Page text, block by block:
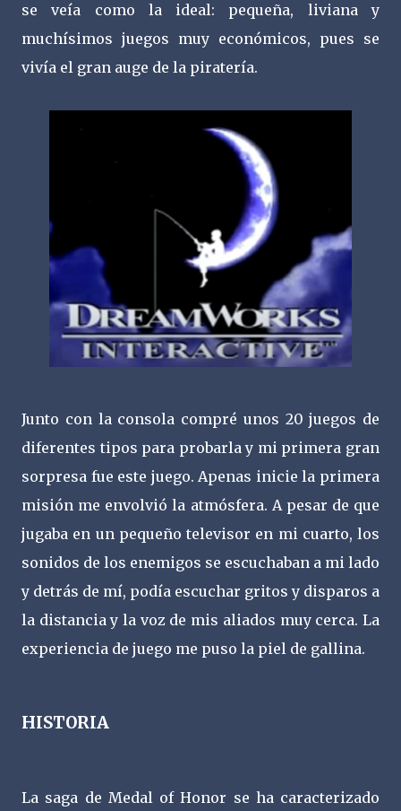
se veía como la ideal: pequeña, liviana y
muchísimos juegos muy económicos, pues se
vivía el gran auge de la piratería.
Junto con la consola compré unos 20 juegos de
diferentes tipos para probarla y mi primera gran
sorpresa fue este juego. Apenas inicie la primera
misión me envolvió la atmósfera. A pesar de que
jugaba en un pequeño televisor en mi cuarto, los
sonidos de los enemigos se escuchaban a mi lado
y detrás de mí, podía escuchar gritos y disparos a
la distancia y la voz de mis aliados muy cerca. La
experiencia de juego me puso la piel de gallina.
HISTORIA
La saga de Medal of Honor se ha caracterizado